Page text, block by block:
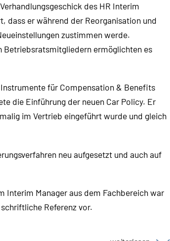
des HR Interim
dass er während der Reorganisation und
zustimmen werde.
Betriebsratsmitgliedern ermöglichten es
für Compensation & Benefits
die Einführung der neuen Car Policy. Er
im Vertrieb eingeführt wurde und gleich
neu aufgesetzt und auch auf
Interim Manager aus dem Fachbereich war
Referenz vor.